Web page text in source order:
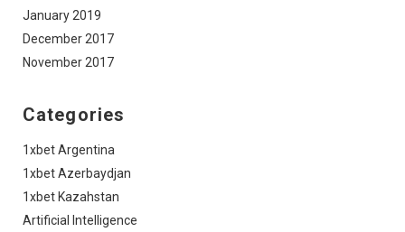
January 2019
December 2017
November 2017
Categories
1xbet Argentina
1xbet Azerbaydjan
1xbet Kazahstan
Artificial Intelligence